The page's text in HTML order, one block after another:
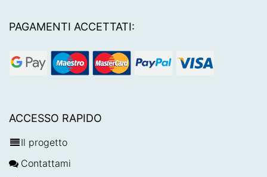
PAGAMENTI ACCETTATI:
ACCESSO RAPIDO
Il progetto
Contattami